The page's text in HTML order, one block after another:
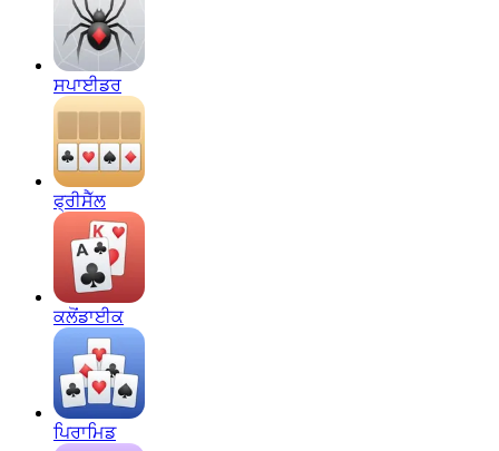
ਸਪਾਈਡਰ
ਫ੍ਰੀਸੈੱਲ
ਕਲੋਂਡਾਈਕ
ਪਿਰਾਮਿਡ